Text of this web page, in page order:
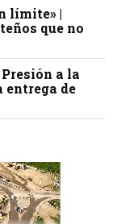
límite» |
que no
a la
entrega de